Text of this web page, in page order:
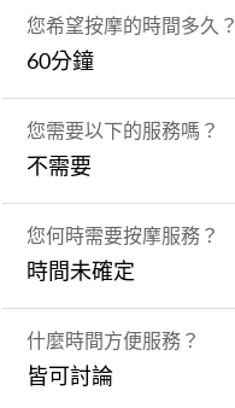
您希望按摩的時間多久？
60分鐘
您需要以下的服務嗎？
不需要
您何時需要按摩服務？
時間未確定
什麼時間方便服務？
皆可討論